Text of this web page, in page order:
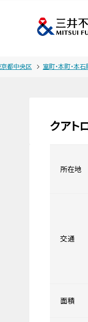
都中央区 室町・本町・本
クアト
所在地
交通
面積